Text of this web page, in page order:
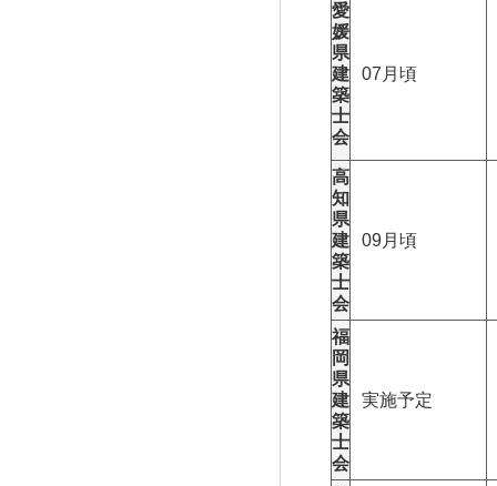
愛
媛
県
建
築
士
会
07月頃
高
知
県
建
築
士
会
09月頃
福
岡
県
建
築
士
会
実施予定